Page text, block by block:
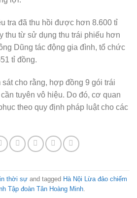
tra đã thu hồi được hơn 8.600 tỉ
thu từ sử dụng thu trái phiếu hơn
Dũng tác động gia đình, tổ chức
tỉ đồng.
cho rằng, hợp đồng 9 gói trái
tuyên vô hiệu. Do đó, cơ quan
theo quy định pháp luật cho các
thời sự and tagged Hà Nội Lừa đảo chiếm
Tập đoàn Tân Hoàng Minh